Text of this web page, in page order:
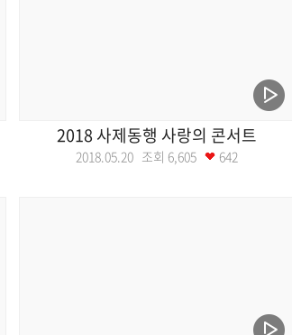
2018 사제동행 사랑의 콘서트
2018.05.20 조회 6,605 642